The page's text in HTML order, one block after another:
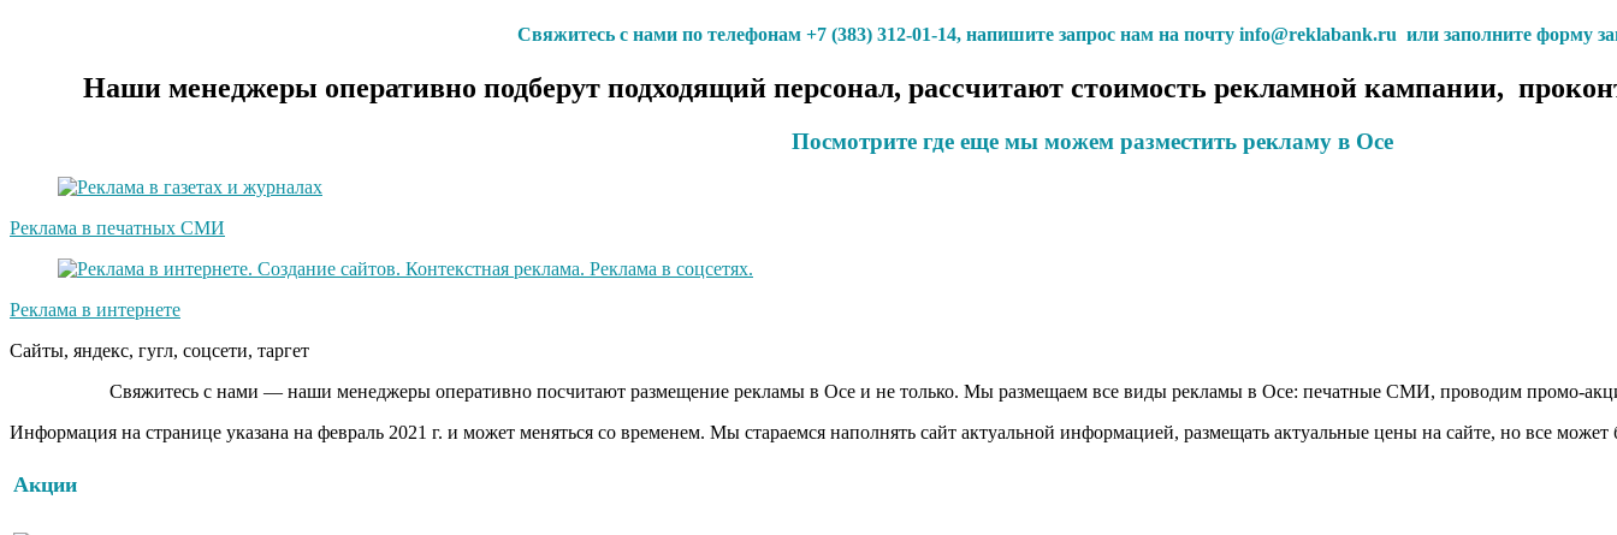
Свяжитесь с нами по телефонам +7 (383) 312-01-14, напишите запрос нам на почту info@reklabank.ru или заполните форму
Наши менеджеры оперативно подберут подходящий персонал, рассчитают стоимость рекламной кампании,
Посмотрите где еще мы можем разместить рекламу в Осе
Реклама в печатных СМИ
Реклама в интернете
Сайты, яндекс, гугл, соцсети, таргет
Свяжитесь с нами — наши менеджеры оперативно посчитают размещение рекламы в Осе и не только. Мы размещаем все виды рекламы в Осе: печатные СМИ, проводим промо-
Информация на странице указана на февраль 2021 г. и может меняться со временем. Мы стараемся наполнять сайт актуальной информацией, размещать актуальные цены на сайте, но все
Акции